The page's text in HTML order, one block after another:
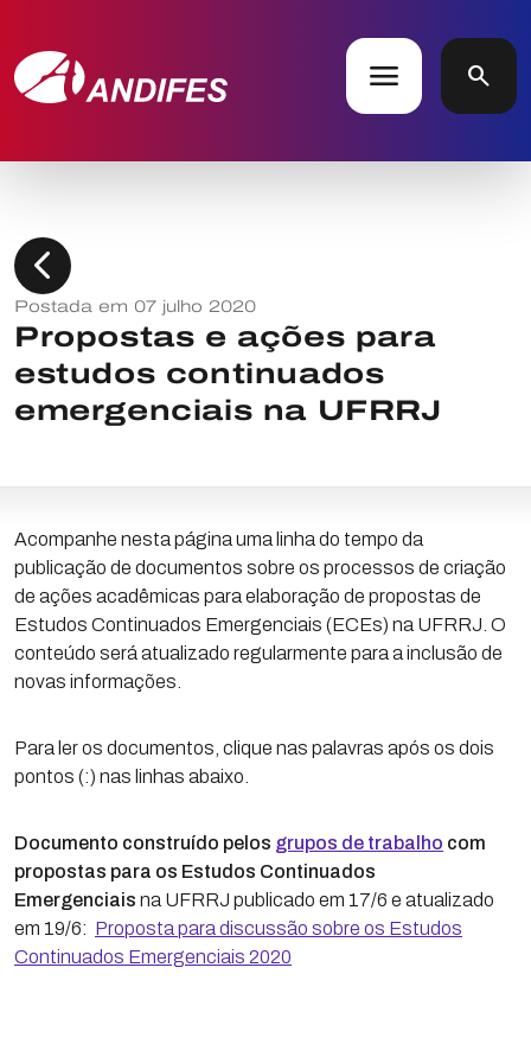
menu search
chevron_left
Postada em 07 julho 2020
Propostas e ações para
estudos continuados
emergenciais na UFRRJ
Acompanhe nesta página uma linha do tempo da
publicação de documentos sobre os processos de criação
de ações acadêmicas para elaboração de propostas de
Estudos Continuados Emergenciais (ECEs) na UFRRJ. O
conteúdo será atualizado regularmente para a inclusão de
novas informações.
Para ler os documentos, clique nas palavras após os dois
pontos (:) nas linhas abaixo.
Documento construído pelos grupos de trabalho com
propostas para os Estudos Continuados
Emergenciais na UFRRJ publicado em 17/6 e atualizado
em 19/6: Proposta para discussão sobre os Estudos
Continuados Emergenciais 2020